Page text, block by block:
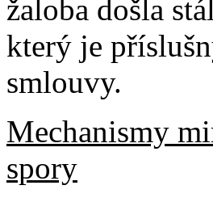
žaloba došla
který je
smlouvy.
Mechanismy
spory